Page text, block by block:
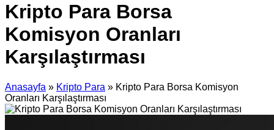
Kripto Para Borsa
Komisyon Oranları
Karşılaştırması
Anasayfa » Kripto Para » Kripto Para Borsa Komisyon
Oranları Karşılaştırması